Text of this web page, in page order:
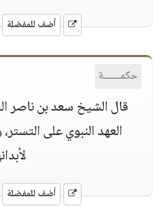
أضف للمفضلة
حكمــــــة
قال الشيخ سعد بن ناصر
العهد النبوي على
أضف للمفضلة